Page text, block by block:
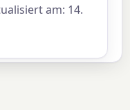
am: 14.